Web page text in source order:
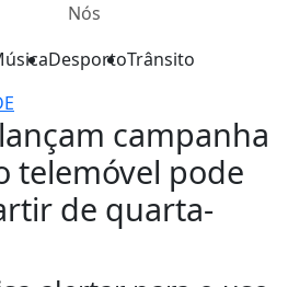
Nós
DesportoTrânsito
campanha
telemóvel pode
de quarta-